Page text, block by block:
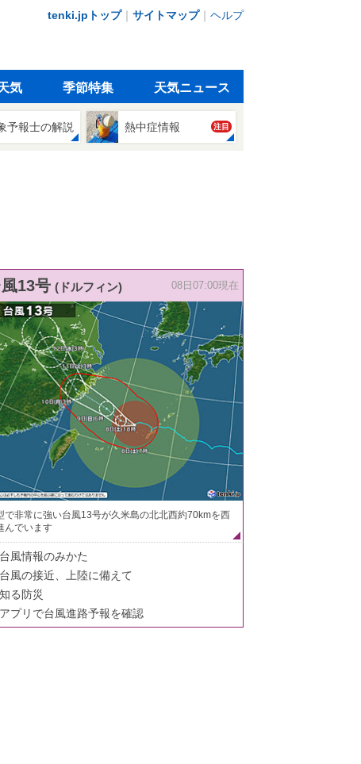
tenki.jpトップ｜ サイトマップ｜ ヘルプ
気 季節特集 天気ニュース
予報士の解説 熱中症情報 注目
13号 (ドルフィン) 08日07:00現在
で非常に強い台風13号が久米島の北北西約70kmを西
んでいます
台風情報のみかた
台風の接近、上陸に備えて
知る防災
アプリで台風進路予報を確認